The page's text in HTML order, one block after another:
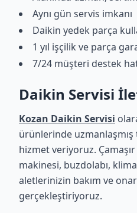
Aynı gün servis imkanı
Daikin yedek parça
1 yıl işçilik ve parça
7/24 müşteri destek
Daikin Servisi
Kozan Daikin Servisi
ürünlerinde
hizmet veriyoruz.
makinesi, buzdolabı,
aletlerinizin bakım ve
gerçekleştiriyoruz.